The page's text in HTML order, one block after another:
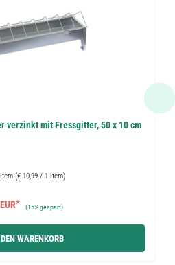
verzinkt mit Fressgitter, 50 x 10 cm
(€ 10,99 / 1 item)
* (15%gespart)
WARENKORB